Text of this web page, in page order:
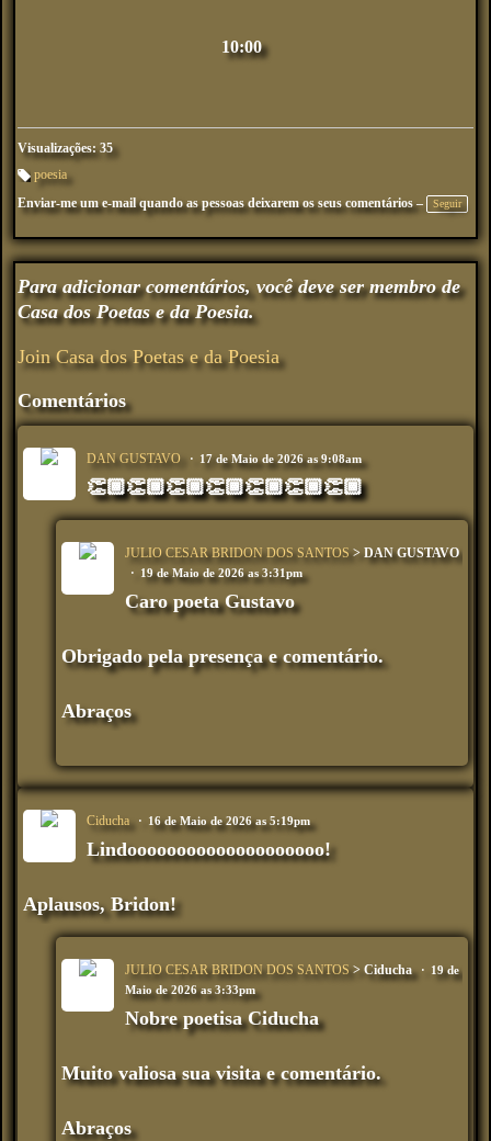
10:00
Visualizações: 35
ar
ca
es
:
poesia
Enviar-me um e-mail quando as pessoas deixarem os seus comentários –
Seguir
Para adicionar comentários, você deve ser membro de
Casa dos Poetas e da Poesia.
Join Casa dos Poetas e da Poesia
Comentários
DAN GUSTAVO 17 de Maio de 2026 as 9:08am
👏🏾👏🏾👏🏾👏🏾👏🏾👏🏾👏🏾
JULIO CESAR BRIDON DOS SANTOS> DAN GUSTAVO
19 de Maio de 2026 as 3:31pm
Caro poeta Gustavo
Obrigado pela presença e comentário.
Abraços
Ciducha 16 de Maio de 2026 as 5:19pm
Lindoooooooooooooooooooo!
Aplausos, Bridon!
JULIO CESAR BRIDON DOS SANTOS> Ciducha
19 de
Maio de 2026 as 3:33pm
Nobre poetisa Ciducha
Muito valiosa sua visita e comentário.
Abraços